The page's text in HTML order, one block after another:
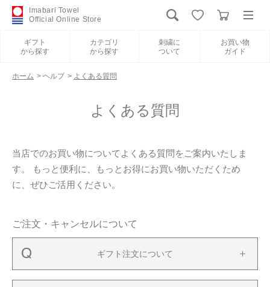
Imabari Towel
Official Online Store
ギフト
から探す
カテゴリ
から探す
刺繍に
ついて
お買い物
ガイド
新規会員登録
刺繍について
International Shipping
ホーム > ヘルプ > よくある質問
よくある質問
当店でのお買い物についてよくある質問をご案内いたしま
す。 もっと便利に、もっとお得にお買い物いただくため
に、ぜひご活用ください。
ご注文・キャンセルについて
ギフト注文について